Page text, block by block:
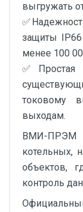
выгружать
защиты
менее 100
✅Простая
токовому
выходам.
ВМИ-ПРЭМ
котельных,
объектов,
контроль